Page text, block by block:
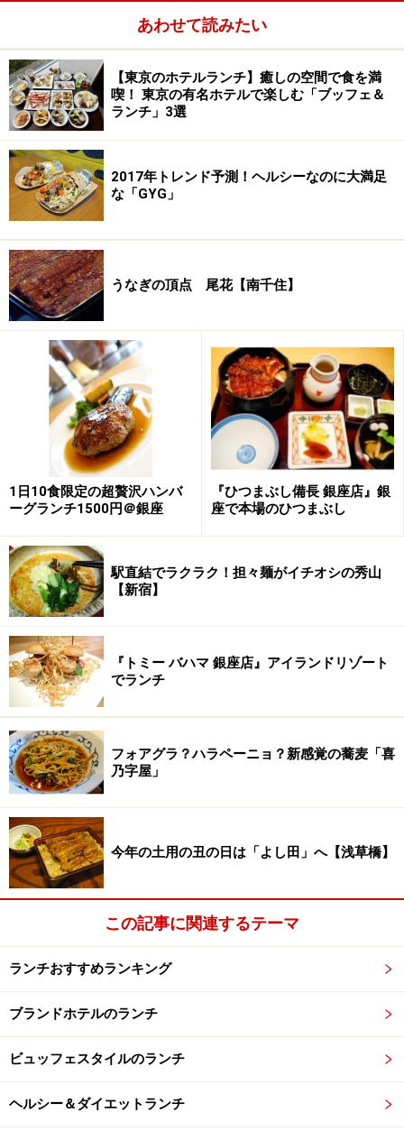
この日の魚料理のメインは、
ーンアスパラガスのフライ トマトチリソース
シェルクラブの濃厚なミソを、ピリ辛のトマトソースが
軽やかに仕立ててあります。
次のページではお肉のメインをご紹介します。
※記事内容は執筆時点のものです。最新の内容をご確認くださ
※メニューや料金などのデータは、取材時または記事公開時点で
の内容です。
あわせて読みたい
【東京のホテルランチ】癒しの空間で食を満
喫！ 東京の有名ホテルで楽しむ「ブッフェ＆
ランチ」3選
2017年トレンド予測！ヘルシーなのに大満足
な「GYG」
うなぎの頂点 尾花【南千住】
1日10食限定の超贅沢ハンバ
ーグランチ1500円＠銀座
『ひつまぶし備長 銀座店』銀
座で本場のひつまぶし
駅直結でラクラク！担々麺がイチオシの秀山
【新宿】
『トミー バハマ 銀座店』アイランドリゾート
でランチ
フォアグラ？ハラペーニョ？新感覚の蕎麦「喜
乃字屋」
今年の土用の丑の日は「よし田」へ【浅草橋】
この記事に関連するテーマ
ランチおすすめランキング
ブランドホテルのランチ
ビュッフェスタイルのランチ
ヘルシー＆ダイエットランチ